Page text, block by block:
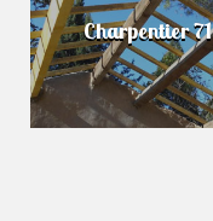
Charpentier 71